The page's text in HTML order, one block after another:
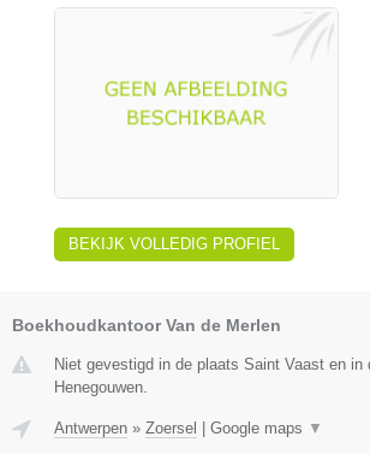
BEKIJK VOLLEDIG PROFIEL
Boekhoudkantoor Van de Merlen
Niet gevestigd in de plaats Saint Vaast en in
Henegouwen.
Antwerpen » Zoersel Google maps ▼